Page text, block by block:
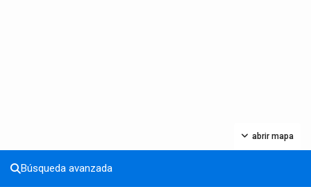
abrir mapa
Búsqueda avanzada